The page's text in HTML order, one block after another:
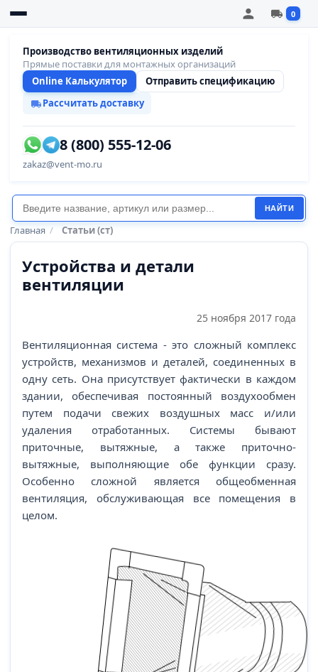
0
Производство вентиляционных изделий
Прямые поставки для монтажных организаций
Online Калькулятор
Отправить спецификацию
Рассчитать доставку
8 (800) 555-12-06
zakaz@vent-mo.ru
НАЙТИ
Главная / Статьи (ст)
Устройства и детали
вентиляции
25 ноября 2017 года
Вентиляционная система - это сложный комплекс
устройств, механизмов и деталей, соединенных в
одну сеть. Она присутствует фактически в каждом
здании, обеспечивая постоянный воздухообмен
путем подачи свежих воздушных масс и/или
удаления отработанных. Системы бывают
приточные, вытяжные, а также приточно-
вытяжные, выполняющие обе функции сразу.
Особенно сложной является общеобменная
вентиляция, обслуживающая все помещения в
целом.